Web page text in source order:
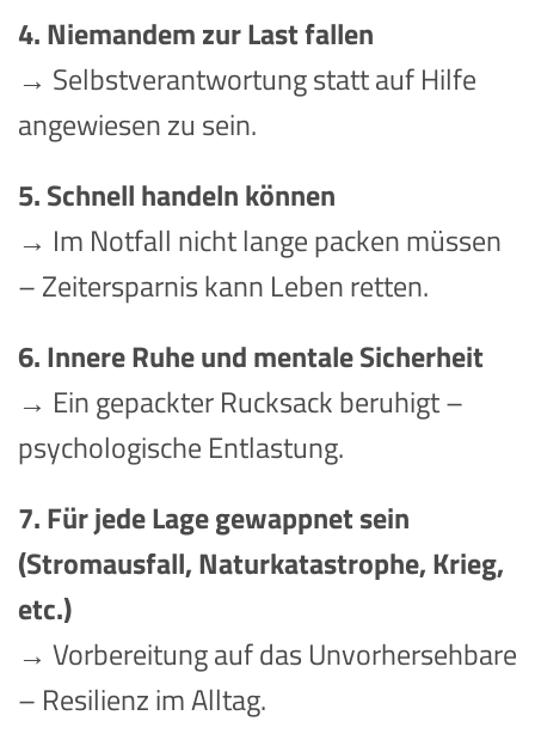
4. Niemandem zur Last fallen
→ Selbstverantwortung statt auf Hilfe
angewiesen zu sein.
5. Schnell handeln können
→ Im Notfall nicht lange packen müssen
– Zeitersparnis kann Leben retten.
6. Innere Ruhe und mentale Sicherheit
→ Ein gepackter Rucksack beruhigt –
psychologische Entlastung.
7. Für jede Lage gewappnet sein
(Stromausfall, Naturkatastrophe, Krieg,
etc.)
→ Vorbereitung auf das Unvorhersehbare
– Resilienz im Alltag.